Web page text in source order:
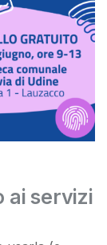
ai servizi